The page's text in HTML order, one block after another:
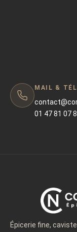
MAIL &
01 47 81 07
Épicerie fine,